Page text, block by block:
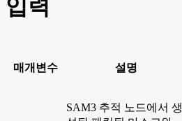
입력
매개변수 설명
SAM3 추적 노드에서 생